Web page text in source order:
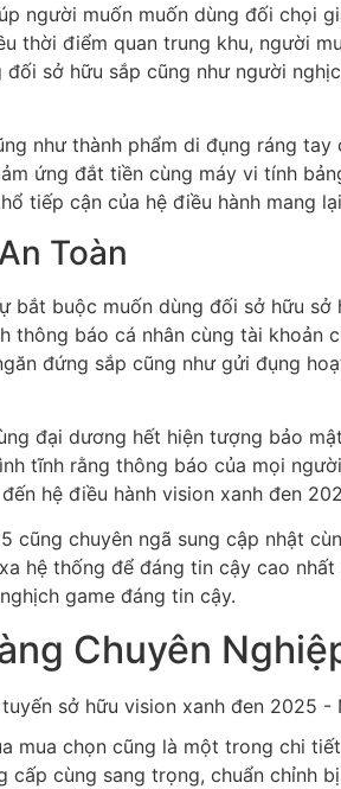
người muốn muốn dùng đối chọi
thời điểm quan trung khu, người
sở hữu sắp cũng như người
như thành phẩm di đụng ráng
ứng đắt tiền cùng máy vi tính
tiếp cận của hệ điều hành mang
Toàn
bắt buộc muốn dùng đối sở hữu
thông báo cá nhân cùng tài
đứng sắp cũng như gửi đụng
đại dương hết hiện tượng bảo
tĩnh rằng thông báo của mọi
hệ điều hành vision xanh đen
cũng chuyên ngã sung cập nhật
hệ thống để đáng tin cậy cao
game đáng tin cậy.
Chuyên
mua chọn cũng là một trong chi
cấp cùng sang trọng, chuẩn chỉnh